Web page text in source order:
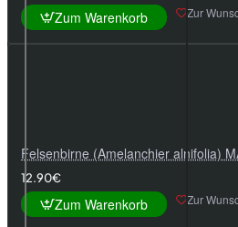
Zum Warenkorb Zur
Felsenbirne (Amelanchier alnifolia)
12.90€
Zum Warenkorb Zur